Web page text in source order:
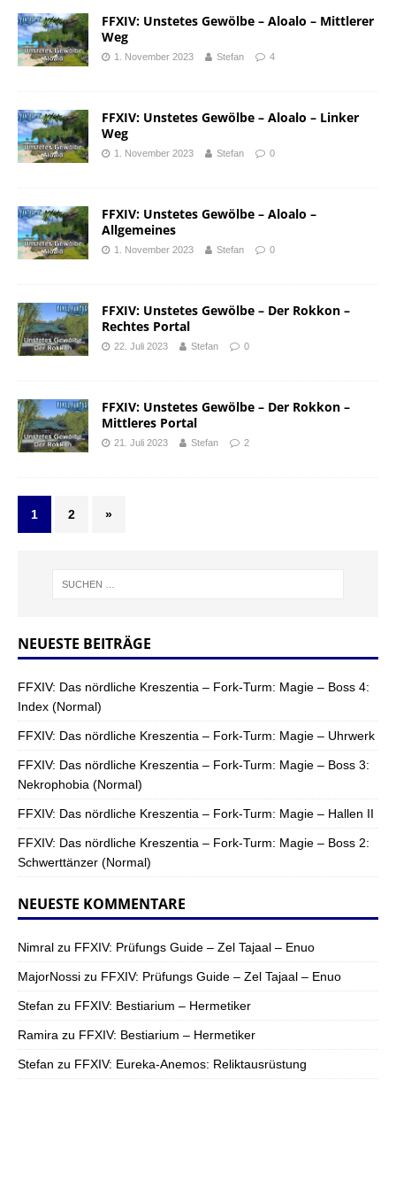
FFXIV: Unstetes Gewölbe – Aloalo – Mittlerer
Weg
1. November 2023 Stefan 4
FFXIV: Unstetes Gewölbe – Aloalo – Linker
Weg
1. November 2023 Stefan 0
FFXIV: Unstetes Gewölbe – Aloalo –
Allgemeines
1. November 2023 Stefan 0
FFXIV: Unstetes Gewölbe – Der Rokkon –
Rechtes Portal
22. Juli 2023 Stefan 0
FFXIV: Unstetes Gewölbe – Der Rokkon –
Mittleres Portal
21. Juli 2023 Stefan 2
1 2 »
NEUESTE BEITRÄGE
FFXIV: Das nördliche Kreszentia – Fork-Turm: Magie – Boss 4:
Index (Normal)
FFXIV: Das nördliche Kreszentia – Fork-Turm: Magie – Uhrwerk
FFXIV: Das nördliche Kreszentia – Fork-Turm: Magie – Boss 3:
Nekrophobia (Normal)
FFXIV: Das nördliche Kreszentia – Fork-Turm: Magie – Hallen II
FFXIV: Das nördliche Kreszentia – Fork-Turm: Magie – Boss 2:
Schwerttänzer (Normal)
NEUESTE KOMMENTARE
Nimral zu FFXIV: Prüfungs Guide – Zel Tajaal – Enuo
MajorNossi zu FFXIV: Prüfungs Guide – Zel Tajaal – Enuo
Stefan zu FFXIV: Bestiarium – Hermetiker
Ramira zu FFXIV: Bestiarium – Hermetiker
Stefan zu FFXIV: Eureka-Anemos: Reliktausrüstung